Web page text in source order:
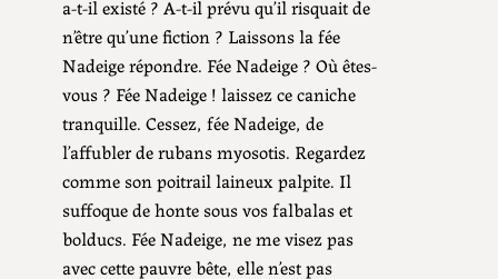
a-t-il existé ? A-t-il prévu qu’il risquait de
n’être qu’une fiction ? Laissons la fée
Nadeige répondre. Fée Nadeige ? Où êtes-
vous ? Fée Nadeige ! laissez ce caniche
tranquille. Cessez, fée Nadeige, de
l’affubler de rubans myosotis. Regardez
comme son poitrail laineux palpite. Il
suffoque de honte sous vos falbalas et
bolducs. Fée Nadeige, ne me visez pas
avec cette pauvre bête, elle n’est pas